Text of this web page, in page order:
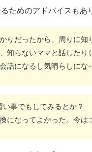
ためのアドバイスもあ
かりだったから、周りに
知らないママと話した
話になるし気晴らしにな
い事でもしてみるとか
になってよかった。今